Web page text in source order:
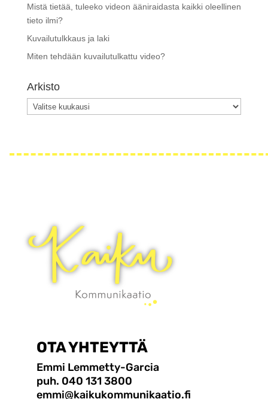
Mistä tietää, tuleeko videon ääniraidasta kaikki oleellinen
tieto ilmi?
Kuvailutulkkaus ja laki
Miten tehdään kuvailutulkattu video?
Arkisto
Arkisto
OTA YHTEYTTÄ
Emmi Lemmetty-Garcia
puh. 040 131 3800
emmi@kaikukommunikaatio.fi